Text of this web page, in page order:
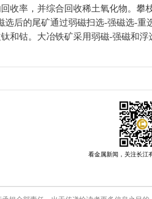
收率，并综合回收稀土氧化物。攀
选后的尾矿通过弱磁扫选-强磁选-重
和钴。大冶铁矿采用弱磁-强磁和浮
看金属新闻，关注长江